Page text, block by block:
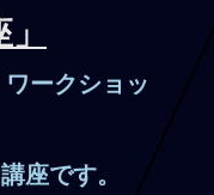
ークショッ
座です。